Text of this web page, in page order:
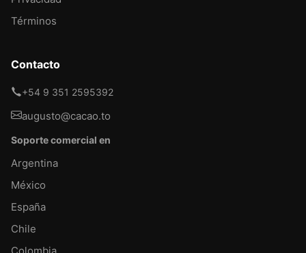
Términos
Contacto
+54 9 351 2595392
augusto@cacao.to
Soporte comercial en
Argentina
México
España
Chile